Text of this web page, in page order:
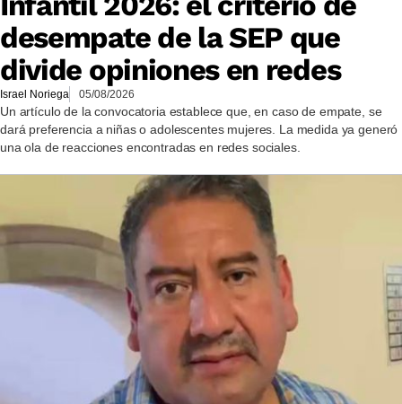
desempate de la SEP que
divide opiniones en redes
Israel Noriega 05/08/2026
Un artículo de la convocatoria establece que, en caso de empate, se
dará preferencia a niñas o adolescentes mujeres. La medida ya generó
una ola de reacciones encontradas en redes sociales.